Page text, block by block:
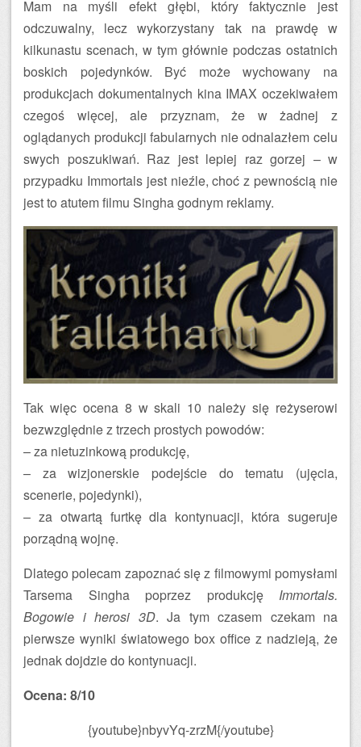
Mam na myśli efekt głębi, który faktycznie jest
odczuwalny, lecz wykorzystany tak na prawdę w
kilkunastu scenach, w tym głównie podczas ostatnich
boskich pojedynków. Być może wychowany na
produkcjach dokumentalnych kina IMAX oczekiwałem
czegoś więcej, ale przyznam, że w żadnej z
oglądanych produkcji fabularnych nie odnalazłem celu
swych poszukiwań. Raz jest lepiej raz gorzej – w
przypadku Immortals jest nieźle, choć z pewnością nie
jest to atutem filmu Singha godnym reklamy.
Tak więc ocena 8 w skali 10 należy się reżyserowi
bezwzględnie z trzech prostych powodów:
– za nietuzinkową produkcję,
– za wizjonerskie podejście do tematu (ujęcia,
scenerie, pojedynki),
– za otwartą furtkę dla kontynuacji, która sugeruje
porządną wojnę.
Dlatego polecam zapoznać się z filmowymi pomysłami
Tarsema Singha poprzez produkcję Immortals.
Bogowie i herosi 3D. Ja tym czasem czekam na
pierwsze wyniki światowego box office z nadzieją, że
jednak dojdzie do kontynuacji.
Ocena: 8/10
{youtube}nbyvYq-zrzM{/youtube}